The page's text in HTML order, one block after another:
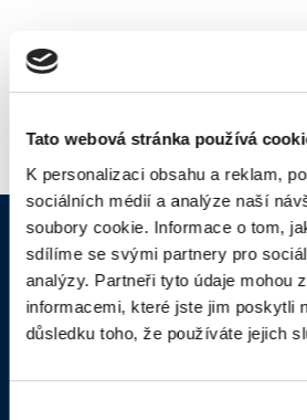
Tato webová stránka používá
K personalizaci obsahu a reklam,
sociálních médií a analýze naší
soubory cookie. Informace o tom,
sdílíme se svými partnery pro
analýzy. Partneři tyto údaje mohou
informacemi, které jste jim poskytli
důsledku toho, že používáte jejich
Novou zákaznickou zónu pro
namuj.ttnet.cz
kamery.ttnet.cz